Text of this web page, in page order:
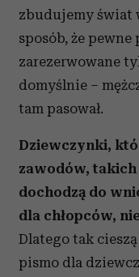
zbudujemy świat
sposób, że
zarezerwowane
domyślnie –
tam pasował.
Dziewczynki,
zawodów,
dochodzą do
dla chłopców,
Dlatego tak
pismo dla